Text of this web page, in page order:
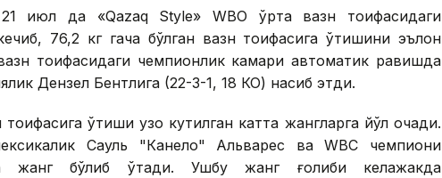
июл да «Qazaq Style» WВО ўрта вазн тоифасидаги
76,2 кг гача бўлган вазн тоифасига ўтишини эълон
тоифасидаги чемпионлик камари автоматик равишда
Дензел Бентлига (22-3-1, 18 КО) насиб этди.
ўтиши узоқ кутилган катта жангларга йўл очади.
Сауль "Канело" Альварес ва WВC чемпиони
жанг бўлиб ўтади. Ушбу жанг ғолиби келажакда